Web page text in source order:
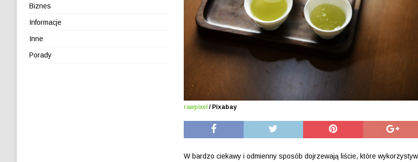
rawpixel / Pixabay
W bardzo ciekawy i odmienny sposób dojrzewają liście, które
Biznes
Informacje
Inne
Porady